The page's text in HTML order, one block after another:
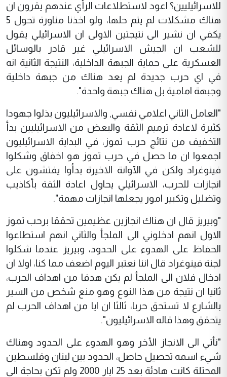
للاسرائيليين؟ اعود لاستطلاعات الرأي عندهم يقرون ان
هناك مشكلات لم يتم حلها، ولو اخذنا مناورة تحول 5
يكفي ان نشير الى نتيجتين الاولى ان الاسرائيلي يقول
للشعب ان الجيش الاسرائيلي غير قادر بالوسائل
العسكرية على حماية الجبهة الداخلية، النتيجة الثانية انه
في اي حرب جديدة لم يعد هناك من جبهة داخلية
وجبهة امامية بل هناك جبهة واحدة".
"العامل الثاني اعلامي نفسي, والاسرائيليون بذلوا جهودا
كثيرة لاعادة ترميم الثقة والبعض من الاسرائيليين بدأ
التخفيف من نتائج حرب تموز، في البداية الاسرائيليون
اجمعوا ان ما حصل في حرب تموز هو اخفاق وشكلوا
فينوغراد ولكن في الآوانة الاخيرة بدأوا يفتشون على
انجازات للحرب، الاسرائيلي يحاول اعادة الثقة بأكاذيب
وتضليل وتكبير امور يجعلها انجازات مهمة".
"وبيريز قال ان هناك انجازين عظيمين تحققا برحب تموز
الاول انهم ادخلوني الى الملجأ والثاني انهم استطاعوا
الحفاظ على الهدوء على الحدود، وبيريز عندما شكلوا
لجنة فينوغراد قال اننا نعتبر اليوم اضعف مما كنا، اولا ان
ادخال فلان الى الملجأ لم يكن هدفا من اهداف الحرب،
ثانيا ان نتيجة من هذا النوع وهو منع شخص من السير
بالشارع لا تستحق حربا، ثالثا ان ايا من اهداف الحرب لم
يتحقق وهذا قاله الاسرائيليون".
"نأتي الى الانجاز الأخر وهو الهدوء على الحدود وهناك
شيء اسمه تحصيل حاصل، الحدود بين لبنان وفلسطين
المحتلة كانت هادئة بعد 25 ايار 2000 ولم تكن بحاجة الى